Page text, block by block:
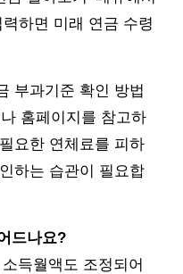
하면 미래 연금 수령
부과기준 확인 방법
홈페이지를 참고하
요한 연체료를 피하
하는 습관이 필요합
드나요?
득월액도 조정되어